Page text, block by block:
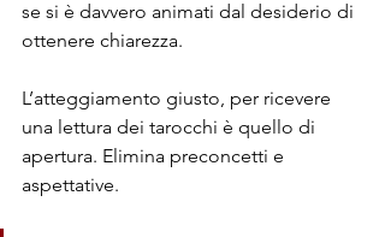
se si è davvero animati dal desiderio di
ottenere chiarezza.
L’atteggiamento giusto, per ricevere
una lettura dei tarocchi è quello di
apertura. Elimina preconcetti e
aspettative.